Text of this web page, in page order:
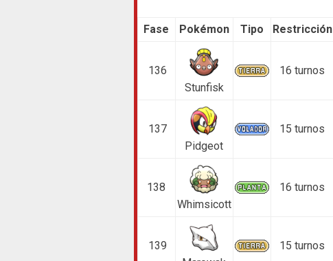
Fase Pokémon Tipo Restricción
136
Stunfisk
16 turnos
137
Pidgeot
15 turnos
138
Whimsicott
16 turnos
139
15 turnos